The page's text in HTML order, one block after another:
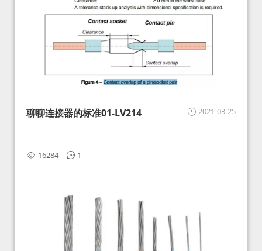
2021-03-25
聊聊连接器的标准01-LV214
16284 1